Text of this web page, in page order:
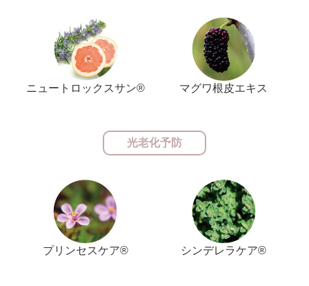
ニュートロックスサン® マグワ根皮エキス
光老化予防
プリンセスケア® シンデレラケア®